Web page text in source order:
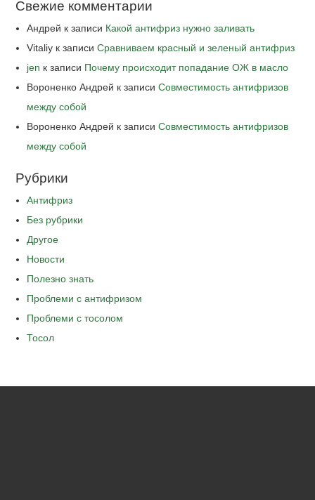
Свежие комментарии
Андрей к записи Какой антифриз нужно заливать
Vitaliy к записиСравниваем красный и зеленый антифриз
jen к записи Почему происходит попадание ОЖ в масло
Вороненко Андрей к записиСовместимость антифризов
между собой
Вороненко Андрей к записиСовместимость антифризов
между собой
Рубрики
Антифриз
Без рубрики
Другое
Новости
Полезно знать
Проблеми с антифризом
Проблеми с тосолом
Тосол